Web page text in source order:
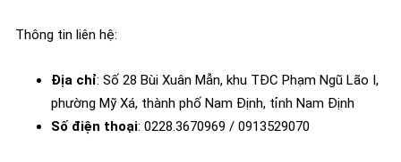
Thông tin liên hệ:
Địa chỉ: Số 28 Bùi Xuân Mẫn, khu TĐC Phạm Ngũ Lão I,
phường Mỹ Xá, thành phố Nam Định, tỉnh Nam Định
Số điện thoại: 0228.3670969 / 0913529070